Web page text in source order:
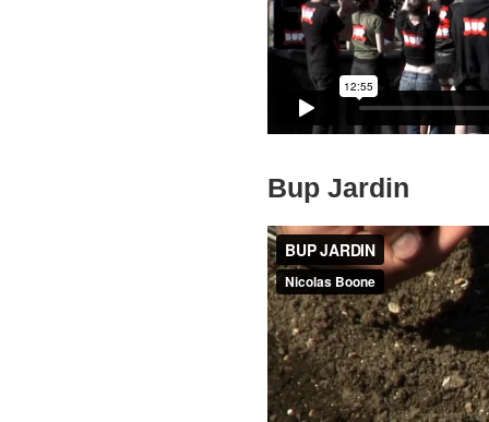
Bup Jardin